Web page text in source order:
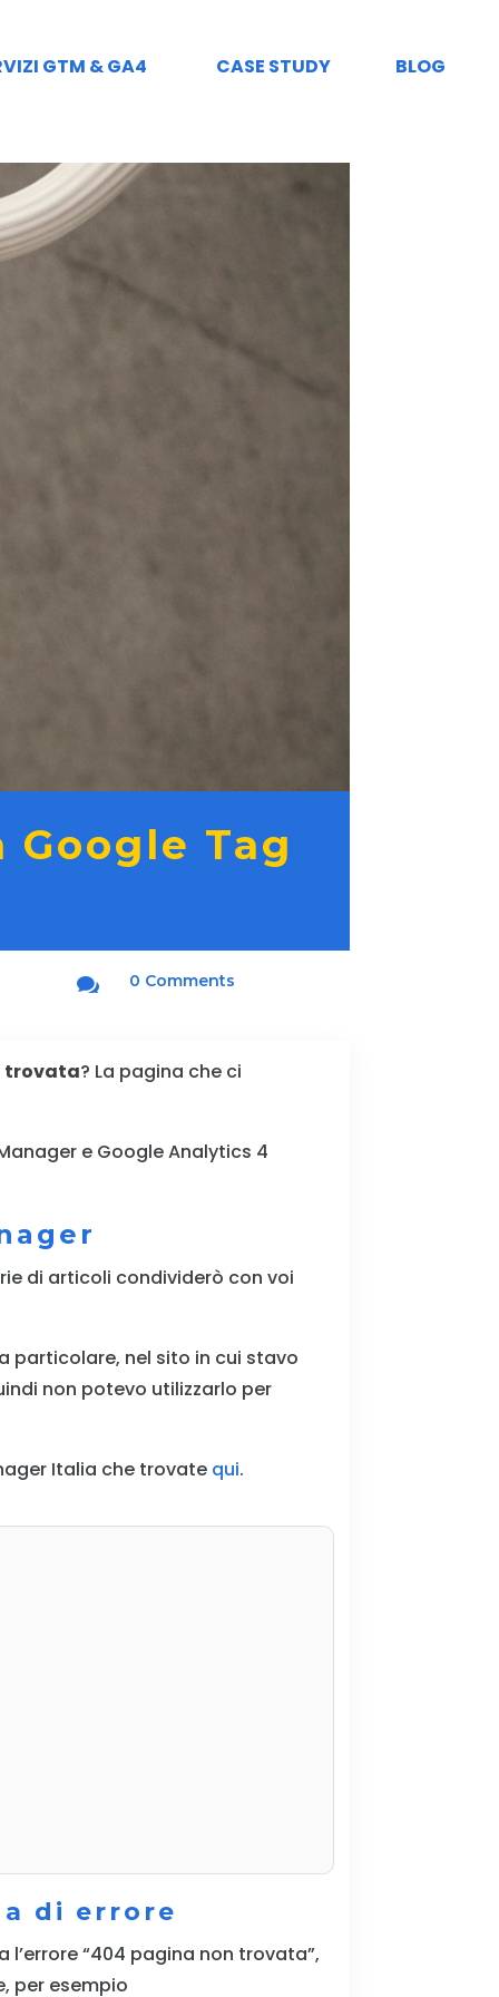
GTM & GA4 CASE STUDY BLOG
Tag
 0 Comments
trovata? La pagina che ci
e Google Analytics 4
di articoli condividerò con voi
particolare, nel sito in cui stavo
non potevo utilizzarlo per
Italia che trovate qui.
di errore
“404 pagina non trovata”,
per esempio